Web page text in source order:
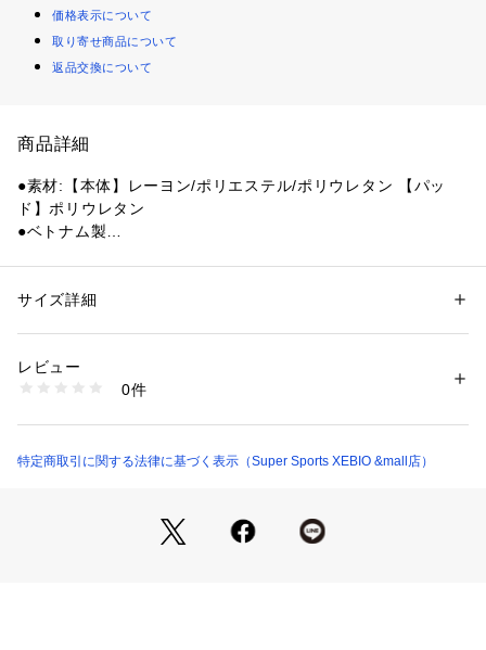
価格表示について
取り寄せ商品について
返品交換について
商品詳細
●素材:【本体】レーヨン/ポリエステル/ポリウレタン 【パッ
ド】ポリウレタン
●ベトナム製
●ジュニア用2個組
●パッドの特徴:柔らかく厚め(15mm)
●日本バレーボール協会公認
なる場合があります。
※ブラウザやお使いのモニター環境により、掲載画像と実際の
性別：キッズ・ベビー
ーター
1540000474950
サイズ詳細
レビュー
0件
特定商取引に関する法律に基づく表示（Super Sports XEBIO &mall店）